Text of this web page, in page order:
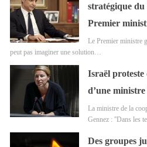
stratégique du
Premier
Le Premier ministre
peut pas imaginer une solution…
Israël proteste
d’une
La ministre de la
Gennez : ''Dans les
Des groupes